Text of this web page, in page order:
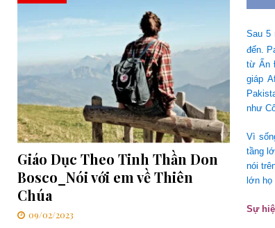
Sau 5
đến.
từ Ấn
giáp
như
Vì
tầng
nói
lớn
Sự
Giáo Dục Theo Tinh Thần Don
Bosco_Nói với em về Thiên
Chúa
09/02/2023